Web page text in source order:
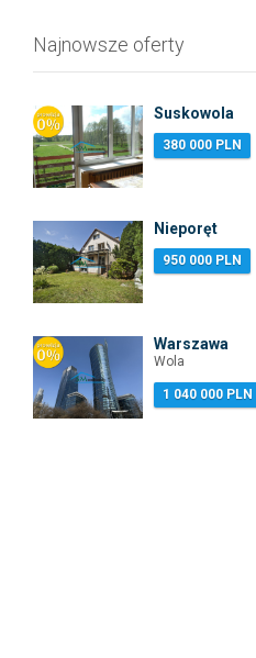
Najnowsze oferty
Suskowola
380 000 PLN
Nieporęt
950 000 PLN
Warszawa
Wola
1 040 000 PLN